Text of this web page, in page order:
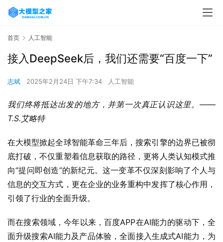
首页 人工智能
接入DeepSeek后，我们还需要“百度一下”
志斌 2025年2月24日 下午7:34 人工智能
我们终将抵达出发的地方，并第一次真正认识这里。——
T.S.艾略特
在大模型掀起全球智能革命三年后，搜索引擎的边界已被彻
底打破，不仅重塑着信息获取的路径，更将人类认知模式推
向“提问即创造”的新纪元。这一变革不仅深刻影响了个人与
信息的交互方式，更在企业的业务重构中发挥了核心作用，
引领了行业的全面升级。
而在搜索领域，今年以来，百度APP在AI能力的驱动下，全
面升级搜索AI能力及产品体验，全面接入生成式AI能力，为